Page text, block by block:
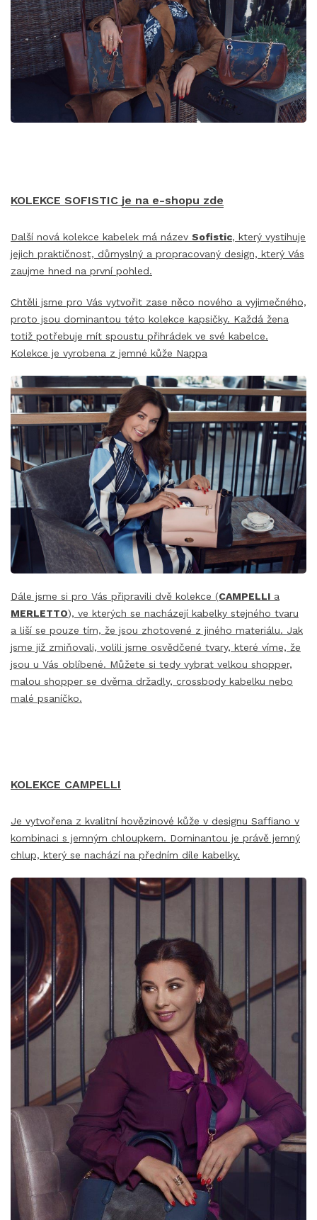
KOLEKCE SOFISTIC je na e-shopu zde
Další nová kolekce kabelek má název Sofistic, který vystihuje
jejich praktičnost, důmyslný a propracovaný design, který Vás
zaujme hned na první pohled.
Chtěli jsme pro Vás vytvořit zase něco nového a vyjimečného,
proto jsou dominantou této kolekce kapsičky. Každá žena
totiž potřebuje mít spoustu přihrádek ve své kabelce.
Kolekce je vyrobena z jemné kůže Nappa
Dále jsme si pro Vás připravili dvě kolekce (CAMPELLI a
MERLETTO), ve kterých se nacházejí kabelky stejného tvaru
a liší se pouze tím, že jsou zhotovené z jiného materiálu. Jak
jsme již zmiňovali, volili jsme osvědčené tvary, které víme, že
jsou u Vás oblíbené. Můžete si tedy vybrat velkou shopper,
malou shopper se dvěma držadly, crossbody kabelku nebo
malé psaníčko.
KOLEKCE CAMPELLI
Je vytvořena z kvalitní hovězinové kůže v designu Saffiano v
kombinaci s jemným chloupkem. Dominantou je právě jemný
chlup, který se nachází na předním díle kabelky.